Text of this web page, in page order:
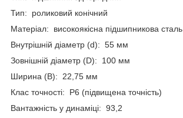
Тип: роликовий конічний
Матеріал: високоякісна підшипникова сталь
Внутрішній діаметр (d): 55 мм
Зовнішній діаметр (D): 100 мм
Ширина (B): 22,75 мм
Клас точності: P6 (підвищена точність)
Вантажність у динаміці: 93,2